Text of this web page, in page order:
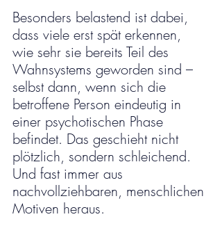
Besonders belastend ist dabei,
dass viele erst spät erkennen,
wie sehr sie bereits Teil des
Wahnsystems geworden sind –
selbst dann, wenn sich die
betroffene Person eindeutig in
einer psychotischen Phase
befindet. Das geschieht nicht
plötzlich, sondern schleichend.
Und fast immer aus
nachvollziehbaren, menschlichen
Motiven heraus.